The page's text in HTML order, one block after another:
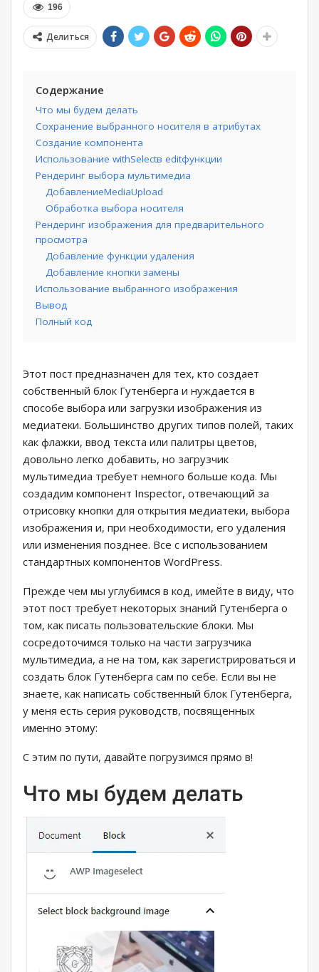
196
Делиться
Содержание
Что мы будем делать
Сохранение выбранного носителя в атрибутах
Создание компонента
Использование withSelectв editфункции
Рендеринг выбора мультимедиа
ДобавлениеMediaUpload
Обработка выбора носителя
Рендеринг изображения для предварительного
просмотра
Добавление функции удаления
Добавление кнопки замены
Использование выбранного изображения
Вывод
Полный код
Этот пост предназначен для тех, кто создает
собственный блок Гутенберга и нуждается в
способе выбора или загрузки изображения из
медиатеки. Большинство других типов полей, таких
как флажки, ввод текста или палитры цветов,
довольно легко добавить, но загрузчик
мультимедиа требует немного больше кода. Мы
создадим компонент Inspector, отвечающий за
отрисовку кнопки для открытия медиатеки, выбора
изображения и, при необходимости, его удаления
или изменения позднее. Все с использованием
стандартных компонентов WordPress.
Прежде чем мы углубимся в код, имейте в виду, что
этот пост требует некоторых знаний Гутенберга о
том, как писать пользовательские блоки. Мы
сосредоточимся только на части загрузчика
мультимедиа, а не на том, как зарегистрироваться и
создать блок Гутенберга сам по себе. Если вы не
знаете, как написать собственный блок Гутенберга,
у меня есть серия руководств, посвященных
именно этому:
С этим по пути, давайте погрузимся прямо в!
Что мы будем делать